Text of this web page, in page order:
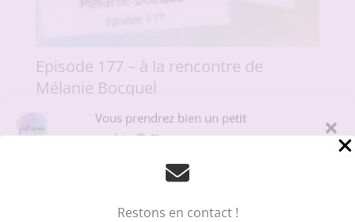
Vous prendrez bien un petit
cookie
?!
utilisons des technologies telles que les cookies pour stocker et/ou
accéder aux informations des appareils. Le fait de consentir à ces
comportement de navigation ou les ID uniques sur ce site. Le fait de ne
Restons en contact !
Episode 177 – à la rencontre de
Mélanie Bocquel